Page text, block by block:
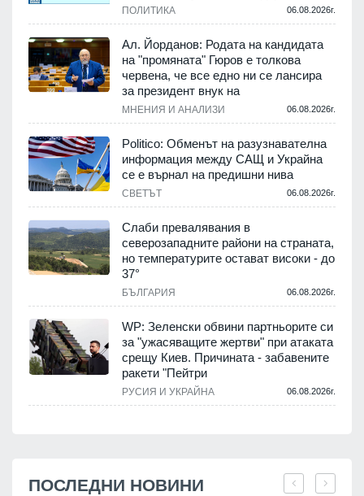
ПОЛИТИКА 06.08.2026г.
Ал. Йорданов: Родата на кандидата
на "промяната" Гюров е толкова
червена, че все едно ни се лансира
за президент внук на
МНЕНИЯ И АНАЛИЗИ 06.08.2026г.
Politico: Обменът на разузнавателна
информация между САЩ и Украйна
се е върнал на предишни нива
СВЕТЪТ 06.08.2026г.
Слаби превалявания в
северозападните райони на страната,
но температурите остават високи - до
37°
БЪЛГАРИЯ 06.08.2026г.
WP: Зеленски обвини партньорите си
за "ужасяващите жертви" при атаката
срещу Киев. Причината - забавените
ракети "Пейтри
РУСИЯ И УКРАЙНА 06.08.2026г.
ПОСЛЕДНИ НОВИНИ